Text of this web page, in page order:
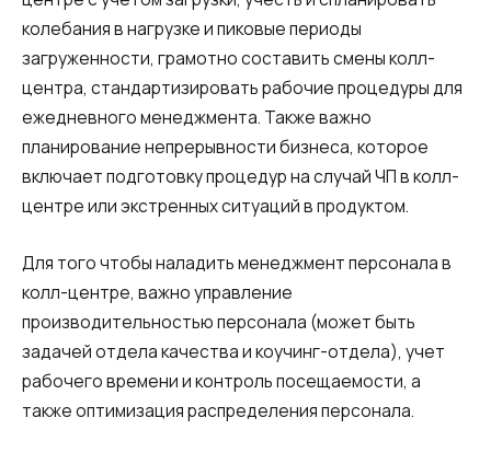
колебания в нагрузке и пиковые периоды
загруженности, грамотно составить смены колл-
центра, стандартизировать рабочие процедуры для
ежедневного менеджмента. Также важно
планирование непрерывности бизнеса, которое
включает подготовку процедур на случай ЧП в колл-
центре или экстренных ситуаций в продуктом.
Для того чтобы наладить менеджмент персонала в
колл-центре, важно управление
производительностью персонала (может быть
задачей отдела качества и коучинг-отдела), учет
рабочего времени и контроль посещаемости, а
также оптимизация распределения персонала.